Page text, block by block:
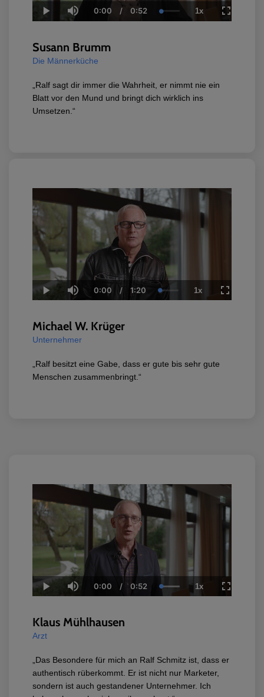
Play Mute
Current
Time
0:00 / Duration
0:52 Loaded
1.66%
1xPlayback
Rate
Fullscreen
Susann Brumm
Die Männerküche
„Ralf sagt dir immer die Wahrheit, er nimmt nie ein
Blatt vor den Mund und bringt dich wirklich ins
Umsetzen.“
Play Mute
Current
Time
0:00 / Duration
1:20 Loaded
0.00%
1xPlayback
Rate
Fullscreen
Michael W. Krüger
Unternehmer
„Ralf besitzt eine Gabe, dass er gute bis sehr gute
Menschen zusammenbringt.“
Play Mute
Current
Time
0:00 / Duration
0:52 Loaded:
100.00%
1xPlayback
Rate
Fullscreen
Klaus Mühlhausen
Arzt
„Das Besondere für mich an Ralf Schmitz ist, dass er
authentisch rüberkommt. Er ist nicht nur Marketer,
sondern ist auch gestandener Unternehmer. Ich